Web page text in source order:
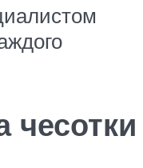
чесотки